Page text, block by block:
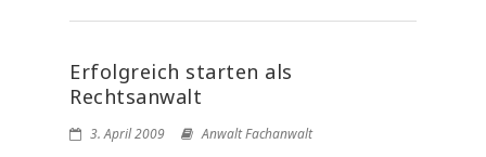
Erfolgreich starten als
Rechtsanwalt
3. April 2009 Anwalt Fachanwalt